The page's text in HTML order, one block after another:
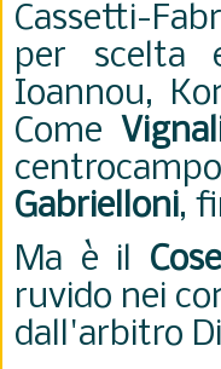
Cassetti-
per scelta
Ioannou,
Come
Gabrielloni,
Ma è il
ruvido nei
dall'arbitro